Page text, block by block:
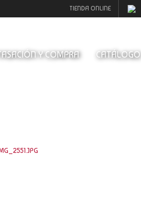
TIENDA ONLINE
Y COMPRA
CATÁLOGO